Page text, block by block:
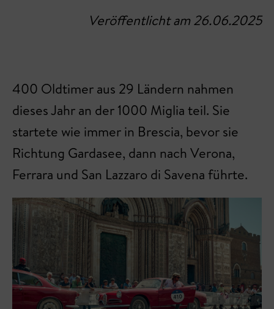
Veröffentlicht am 26.06.2025
400 Oldtimer aus 29 Ländern nahmen
dieses Jahr an der 1000 Miglia teil. Sie
startete wie immer in Brescia, bevor sie
Richtung Gardasee, dann nach Verona,
Ferrara und San Lazzaro di Savena führte.